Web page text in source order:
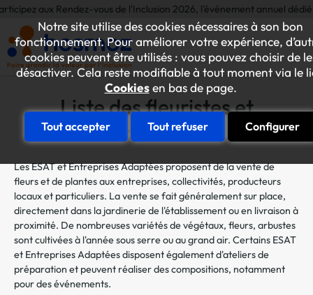
Notre site utilise des cookies nécessaires à son bon
fonctionnement. Pour améliorer votre expérience,
cookies peuvent être utilisés : vous pouvez choisir de
désactiver. Cela reste modifiable à tout moment via le
Cookiesen bas de page.
Tout accepter Tout refuser Configurer
Rendez-vous de l'Inclusion 2026, l'événement annuel dédié aux
Liste des fleuristes et
horticulteurs
Les ESAT et Entreprises Adaptées proposent de la vente de
fleurs et de plantes aux entreprises, collectivités, producteurs
locaux et particuliers. La vente se fait généralement sur place,
directement dans la jardinerie de l'établissement ou en livraison à
proximité. De nombreuses variétés de végétaux, fleurs, arbustes
sont cultivées à l'année sous serre ou au grand air. Certains ESAT
et Entreprises Adaptées disposent également d'ateliers de
préparation et peuvent réaliser des compositions, notamment
pour des événements.